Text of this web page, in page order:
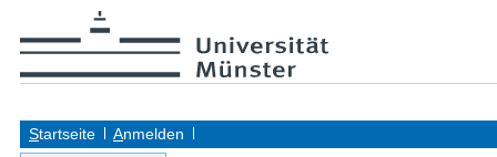
Startseite Anmelden